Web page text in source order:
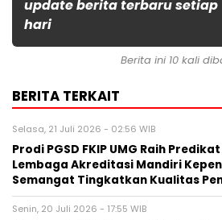
update berita terbaru setiap
hari
Berita ini 10 kali
BERITA TERKAIT
Selasa, 21 Juli 2026 - 02:56 WIB
Prodi PGSD FKIP UMG Raih
Lembaga Akreditasi Mandiri
Semangat Tingkatkan Kualitas
Senin, 20 Juli 2026 - 17:55 WIB